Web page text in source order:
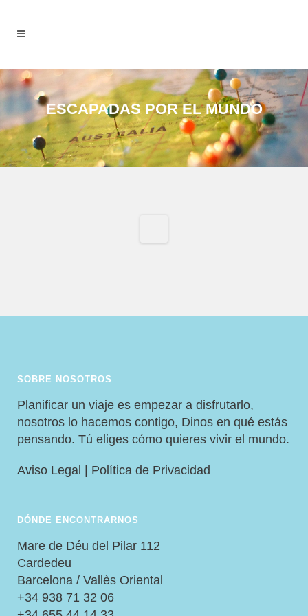
ESCAPADAS POR EL MUNDO
SOBRE NOSOTROS
Planificar un viaje es empezar a disfrutarlo,
nosotros lo hacemos contigo, Dinos en qué estás
pensando. Tú eliges cómo quieres vivir el mundo.
Aviso Legal | Política de Privacidad
DÓNDE ENCONTRARNOS
Mare de Déu del Pilar 112
Cardedeu
Barcelona / Vallès Oriental
+34 938 71 32 06